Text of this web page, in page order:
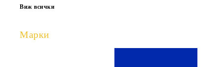
Виж всички
Марки